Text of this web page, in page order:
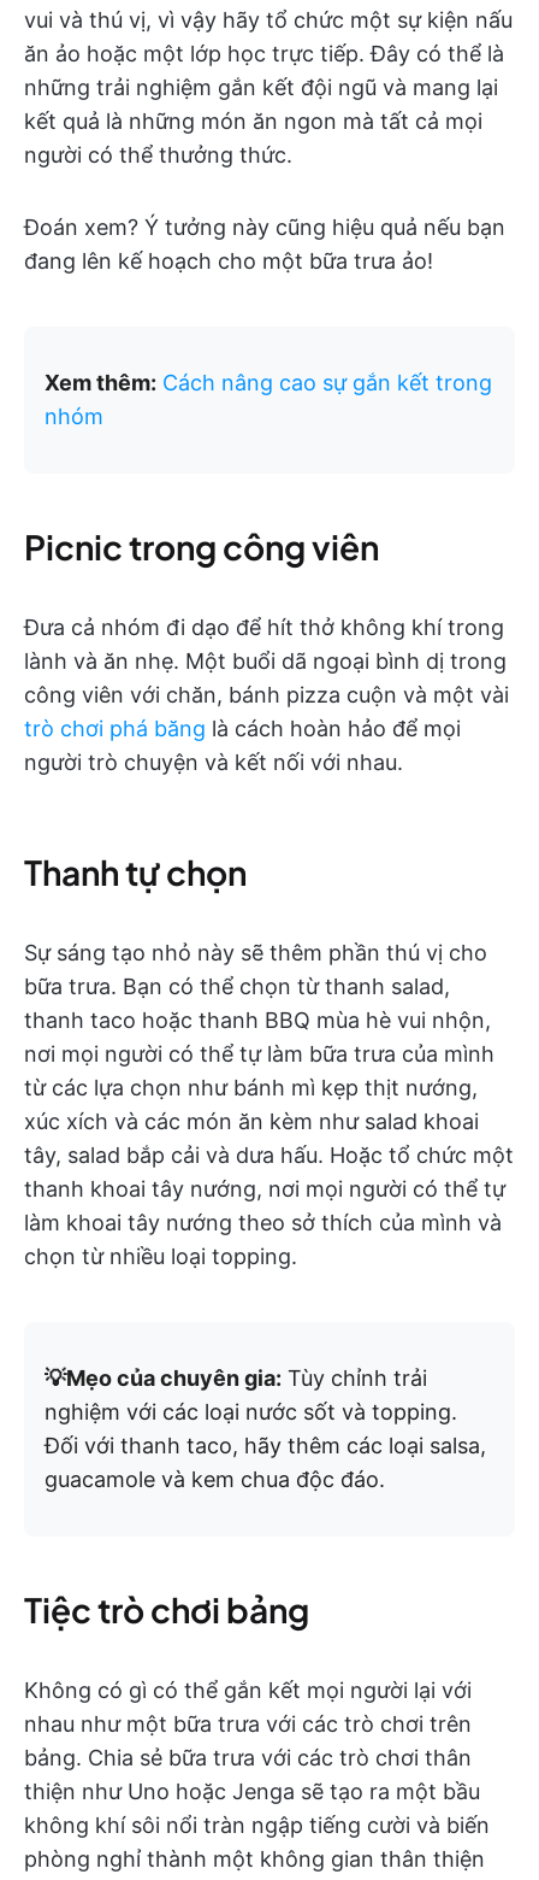
vui và thú vị, vì vậy hãy tổ chức một sự kiện nấu
ăn ảo hoặc một lớp học trực tiếp. Đây có thể là
những trải nghiệm gắn kết đội ngũ và mang lại
kết quả là những món ăn ngon mà tất cả mọi
người có thể thưởng thức.
Đoán xem? Ý tưởng này cũng hiệu quả nếu bạn
đang lên kế hoạch cho một bữa trưa ảo!
Xem thêm: Cách nâng cao sự gắn kết trong
nhóm
Picnic trong công viên
Đưa cả nhóm đi dạo để hít thở không khí trong
lành và ăn nhẹ. Một buổi dã ngoại bình dị trong
công viên với chăn, bánh pizza cuộn và một vài
trò chơi phá băng là cách hoàn hảo để mọi
người trò chuyện và kết nối với nhau.
Thanh tự chọn
Sự sáng tạo nhỏ này sẽ thêm phần thú vị cho
bữa trưa. Bạn có thể chọn từ thanh salad,
thanh taco hoặc thanh BBQ mùa hè vui nhộn,
nơi mọi người có thể tự làm bữa trưa của mình
từ các lựa chọn như bánh mì kẹp thịt nướng,
xúc xích và các món ăn kèm như salad khoai
tây, salad bắp cải và dưa hấu. Hoặc tổ chức một
thanh khoai tây nướng, nơi mọi người có thể tự
làm khoai tây nướng theo sở thích của mình và
chọn từ nhiều loại topping.
💡Mẹo của chuyên gia: Tùy chỉnh trải
nghiệm với các loại nước sốt và topping.
Đối với thanh taco, hãy thêm các loại salsa,
guacamole và kem chua độc đáo.
Tiệc trò chơi bảng
Không có gì có thể gắn kết mọi người lại với
nhau như một bữa trưa với các trò chơi trên
bảng. Chia sẻ bữa trưa với các trò chơi thân
thiện như Uno hoặc Jenga sẽ tạo ra một bầu
không khí sôi nổi tràn ngập tiếng cười và biến
phòng nghỉ thành một không gian thân thiện